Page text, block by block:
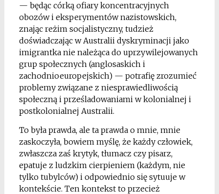
— będąc córką ofiary koncentracyjnych
obozów i eksperymentów nazistowskich,
znając reżim socjalistyczny, tudzież
doświadczając w Australii dyskryminacji jako
imigrantka nie należąca do uprzywilejowanych
grup społecznych (anglosaskich i
zachodnioeuropejskich) — potrafię zrozumieć
problemy związane z niesprawiedliwością
społeczną i prześladowaniami w kolonialnej i
postkolonialnej Australii.
To była prawda, ale ta prawda o mnie, mnie
zaskoczyła, bowiem myślę, że każdy człowiek,
zwłaszcza zaś krytyk, tłumacz czy pisarz,
epatuje z ludzkim cierpieniem (każdym, nie
tylko tubylców) i odpowiednio się sytuuje w
kontekście. Ten kontekst to przecież